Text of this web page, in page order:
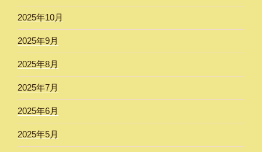
2025年10月
2025年9月
2025年8月
2025年7月
2025年6月
2025年5月